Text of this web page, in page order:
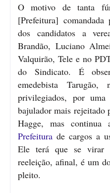
O motivo de tanta
[Prefeitura]
dos candidatos a
Brandão, Luciano
Valquirão, Tele e no
do Sindicato. É
emedebista
privilegiados, por
bajulador mais rejeitado
Hagge, mas continua
Prefeitura de cargos a
Ele terá que se virar
reeleição, afinal, é um
pleito.